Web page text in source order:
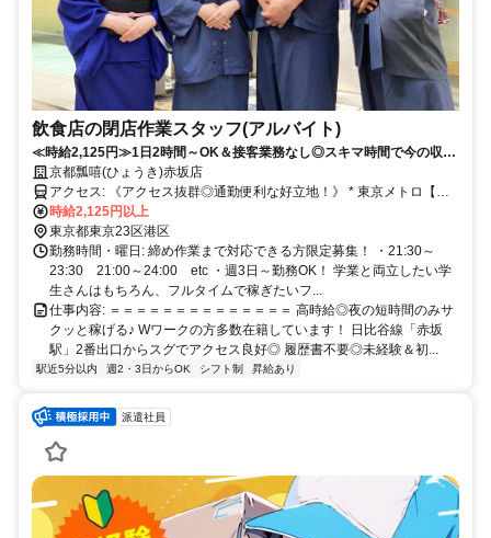
飲食店の閉店作業スタッフ(アルバイト)
≪時給2,125円≫1日2時間～OK＆接客業務なし◎スキマ時間で今の収入
にプラス副業★学生・フリーターさん活躍中！Wワークの方多数在籍◎
京都瓢嘻(ひょうき)赤坂店
アクセス: 《アクセス抜群◎通勤便利な好立地！》 * 東京メトロ【赤
坂駅】2番出口 徒歩3分 * 東京メトロ【溜池山王駅】7番出口 徒歩
5分 * 東京メトロ【赤坂見付駅】11番出口 徒歩5分
時給2,125円以上
東京都東京23区港区
勤務時間・曜日: 締め作業まで対応できる方限定募集！ ・21:30～
23:30 21:00～24:00 etc ・週3日～勤務OK！ 学業と両立したい学
生さんはもちろん、フルタイムで稼ぎたいフ...
仕事内容: ＝＝＝＝＝＝＝＝＝＝＝＝＝＝ 高時給◎夜の短時間のみサ
クッと稼げる♪ Wワークの方多数在籍しています！ 日比谷線「赤坂
駅」2番出口からスグでアクセス良好◎ 履歴書不要◎未経験＆初...
駅近5分以内 週2・3日からOK シフト制 昇給あり
派遣社員